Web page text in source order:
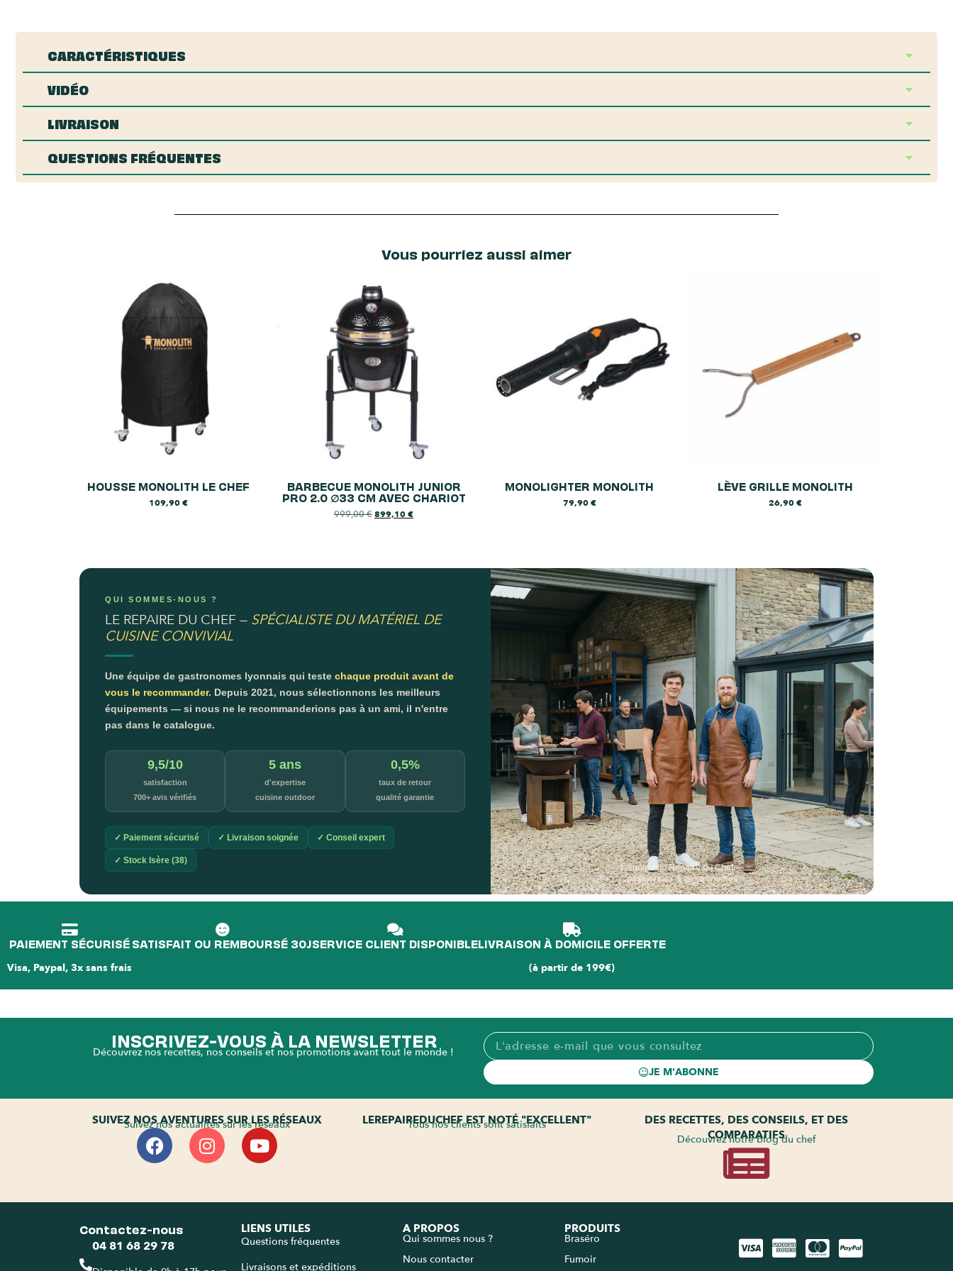
CARACTÉRISTIQUES
VIDÉO
LIVRAISON
QUESTIONS FRÉQUENTES
Vous pourriez aussi aimer
HOUSSE MONOLITH LE CHEF
109,90€
BARBECUE MONOLITH JUNIOR
PRO 2.0 ∅33 CM AVEC CHARIOT
999,00€899,10€
MONOLIGHTER MONOLITH
79,90€
LÈVE GRILLE MONOLITH
26,90€
QUI SOMMES-NOUS ?
LE REPAIRE DU CHEF — SPÉCIALISTE DU MATÉRIEL DE
CUISINE CONVIVIAL
Une équipe de gastronomes lyonnais qui teste chaque produit avant de
vous le recommander. Depuis 2021, nous sélectionnons les meilleurs
équipements — si nous ne le recommanderions pas à un ami, il n'entre
pas dans le catalogue.
9,5/10
satisfaction
700+ avis vérifiés
5 ans
d'expertise
cuisine outdoor
0,5%
taux de retour
qualité garantie
✓ Paiement sécurisé ✓ Livraison soignée ✓ Conseil expert
✓ Stock Isère (38)
L'équipe du Repaire du Chef —
passionnés & gastronomes
PAIEMENT SÉCURISÉ
Visa, Paypal, 3x sans frais
SATISFAIT OU REMBOURSÉ 30JSERVICE CLIENT DISPONIBLELIVRAISON À DOMICILE OFFERTE
(à partir de 199€)
INSCRIVEZ-VOUS À LA NEWSLETTER
Découvrez nos recettes, nos conseils et nos promotions avant tout le monde !
JE M'ABONNE
SUIVEZ NOS AVENTURES SUR LES RÉSEAUX
Suivez nos actualités sur les réseaux LEREPAIREDUCHEF EST NOTÉ "EXCELLENT"
Tous nos clients sont satisfaits
DES RECETTES, DES CONSEILS, ET DES
COMPARATIFS
Découvrez notre blog du chef
Contactez-nous
04 81 68 29 78
LIENS UTILES
Questions fréquentes
Livraisons et expéditions
A PROPOS
Qui sommes nous ?
Nous contacter
PRODUITS
Braséro
Fumoir